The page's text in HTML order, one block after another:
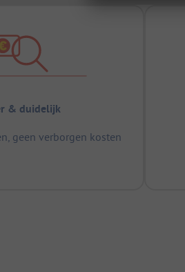
& duidelijk
geen verborgen kosten